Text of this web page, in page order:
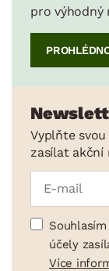
pro výhodný
Vyplňte
zasílat akční
účely
Více